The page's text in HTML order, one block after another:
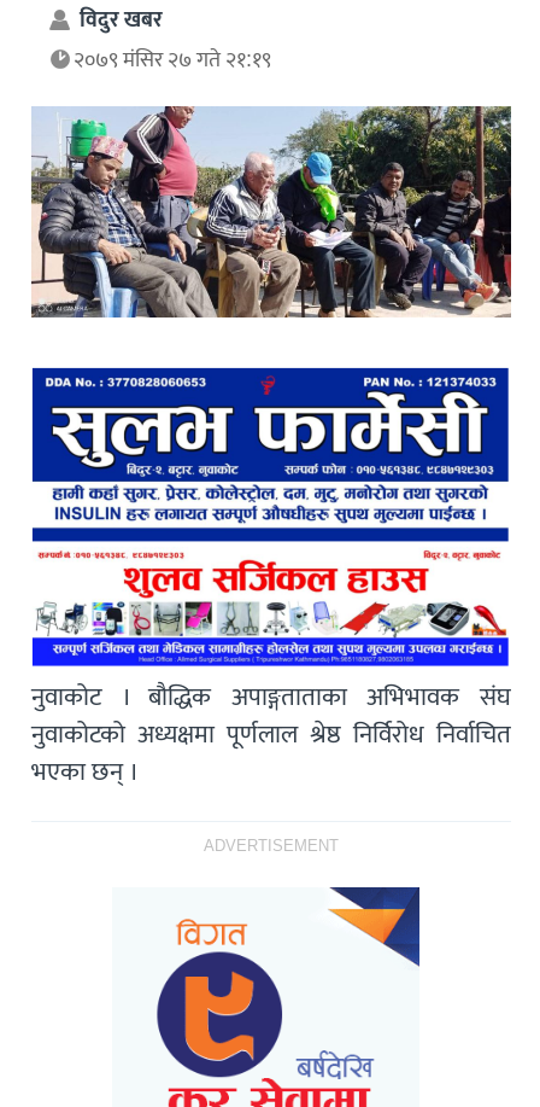
विदुर खबर
२०७९ मंसिर २७ गते २१:१९
नुवाकोट । बौद्धिक अपाङ्गताताका अभिभावक संघ
नुवाकोटको अध्यक्षमा पूर्णलाल श्रेष्ठ निर्विरोध निर्वाचित
भएका छन् ।
ADVERTISEMENT